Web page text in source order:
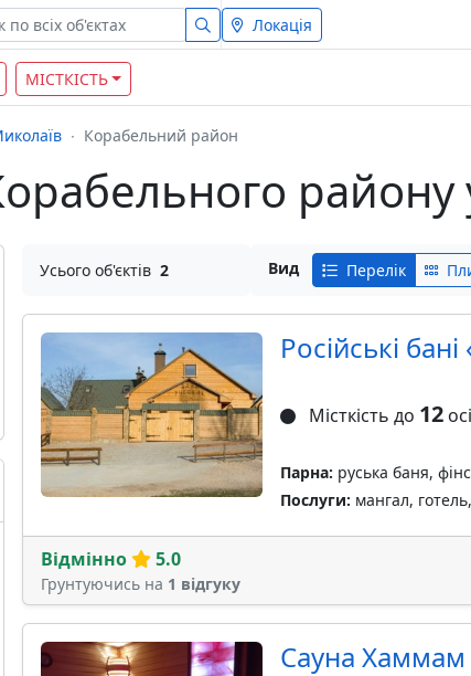
Локація
МІСТКІСТЬ
Корабельний район
району
Усього об'єктів 2 Вид Перелік
Російські
Місткість до 12
Парна: руська баня,
Послуги: мангал,
Відмінно 5.0
Грунтуючись на 1 відгуку
Сауна